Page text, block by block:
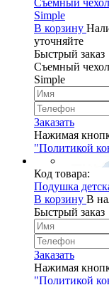
Съемный
Simple
В корзину
уточняйте
Быстрый заказ
Съемный
Simple
Заказать
Нажимая
"Политикой
Код товара:
Подушка
В корзину В
Быстрый заказ
Заказать
Нажимая
"Политикой